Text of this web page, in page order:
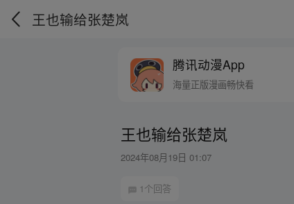
王也输给张楚岚
腾讯动漫App
海量正版漫画畅快看
王也输给张楚岚
2024年08月19日 01:07
1个回答